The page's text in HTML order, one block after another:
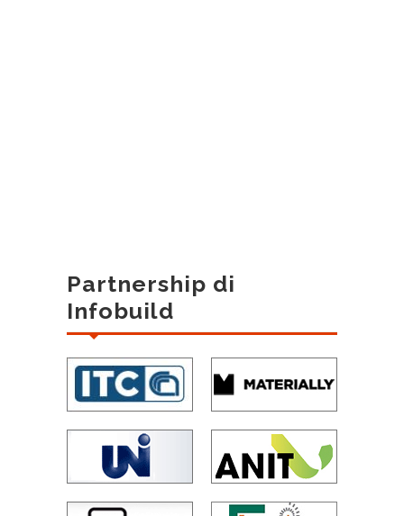
Partnership di
Infobuild